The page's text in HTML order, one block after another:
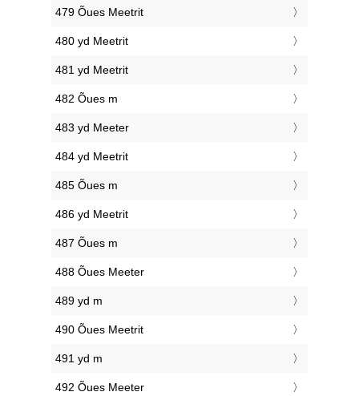
479 Õues Meetrit
480 yd Meetrit
481 yd Meetrit
482 Õues m
483 yd Meeter
484 yd Meetrit
485 Õues m
486 yd Meetrit
487 Õues m
488 Õues Meeter
489 yd m
490 Õues Meetrit
491 yd m
492 Õues Meeter